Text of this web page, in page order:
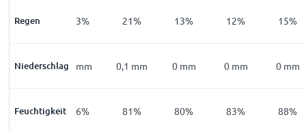
Regen
20% 23% 21% 13% 12% 15%
Niederschlag
0 mm 0 mm 0,1 mm 0 mm 0 mm 0 mm
Feuchtigkeit
91% 86% 81% 80% 83% 88%